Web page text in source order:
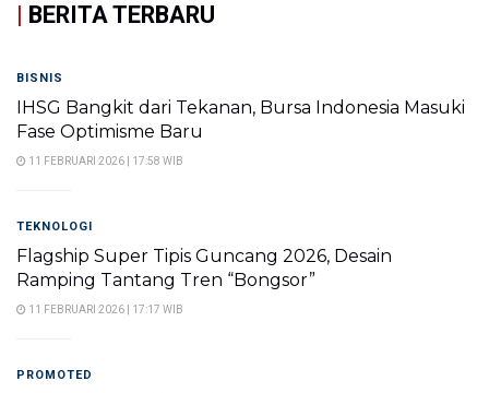
BERITA TERBARU
BISNIS
IHSG Bangkit dari Tekanan, Bursa Indonesia Masuki
Fase Optimisme Baru
11 FEBRUARI 2026 | 17:58 WIB
TEKNOLOGI
Flagship Super Tipis Guncang 2026, Desain
Ramping Tantang Tren “Bongsor”
11 FEBRUARI 2026 | 17:17 WIB
PROMOTED